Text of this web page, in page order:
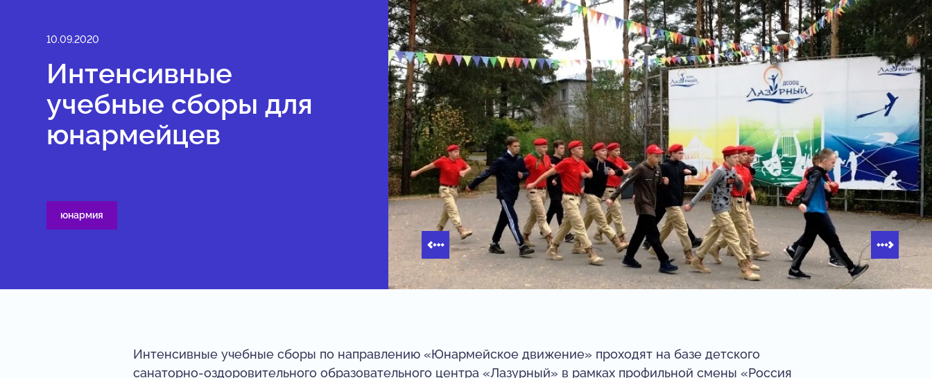
10.09.2020
Интенсивные
учебные сборы для
юнармейцев
юнармия
Интенсивные учебные сборы по направлению «Юнармейское движение» проходят на базе детского
санаторно-оздоровительного образовательного центра «Лазурный» в рамках профильной смены «Россия